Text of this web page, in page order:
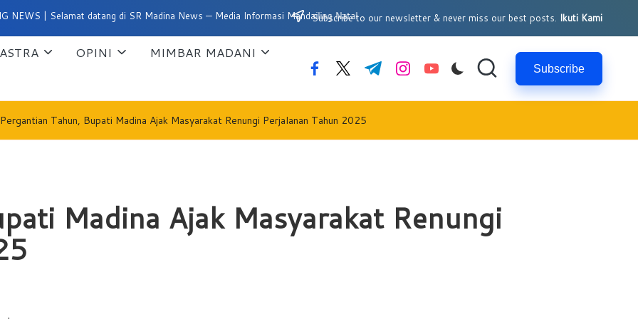
Selamat datang di SR Madina News — Media Informasi Mandailing NatalSubscribe to our newsletter & never miss our best posts. Ikuti Kami
OPINI
MIMBAR MADANI
facebook.com
twitter.com
t.me instagram.com
youtube.com Subscribe
Pergantian Tahun, Bupati Madina Ajak Masyarakat Renungi Perjalanan Tahun 2025
Madina Ajak Masyarakat Renungi